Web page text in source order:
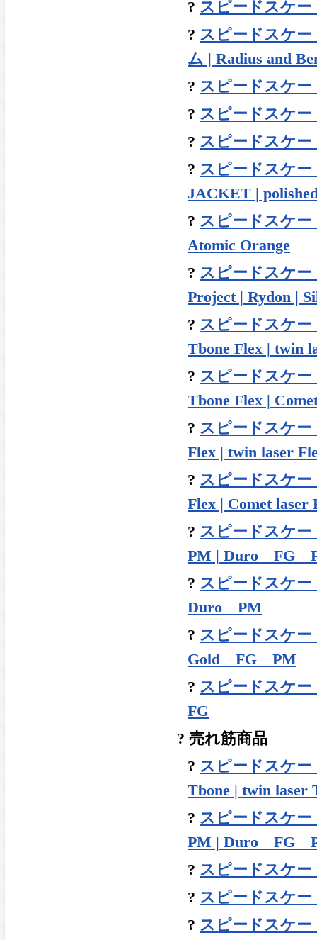
? スピードスケー
? スピードスケー
ム | Radius and
? スピードスケー
? スピードスケー
? スピードスケー
? スピードスケ
JACKET |
? スピードスケー
Atomic Orange
? スピードスケ
Project | Rydon |
? スピードスケー
Tbone Flex | twin
? スピードスケ
Tbone Flex |
? スピードスケー
Flex | twin laser
? スピードスケ
Flex | Comet laser
? スピードスケ
PM | Duro FG
? スピードスケ
Duro PM
? スピードスケー
Gold FG PM
? スピードスケー
FG
? 売れ筋商品
? スピードスケー
Tbone | twin laser
? スピードスケ
PM | Duro FG
? スピードスケー
? スピードスケー
? スピードスケ